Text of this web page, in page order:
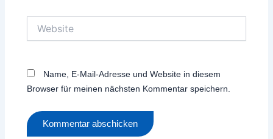
Name, E-Mail-Adresse und Website in diesem
Browser für meinen nächsten Kommentar speichern.